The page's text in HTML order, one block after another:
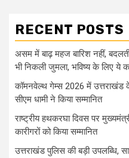
RECENT POSTS
असम में बाढ़ महज बारिश नहीं,
भी निकली जुमला, भविष्य के लिए ये
कॉमनवेल्थ गेम्स 2026 में उत्तराखंड
सीएम धामी ने किया सम्मानित
राष्ट्रीय हथकरघा दिवस पर
कारीगरों को किया सम्मानित
उत्तराखंड पुलिस की बड़ी उपलब्धि,